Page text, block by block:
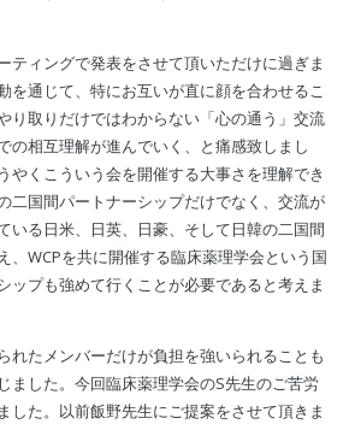
ティングで発表をさせて頂いただけに過ぎま
を通じて、特にお互いが直に顔を合わせるこ
り取りだけではわからない「心の通う」交流
の相互理解が進んでいく、と痛感致しまし
やくこういう会を開催する大事さを理解でき
二国間パートナーシップだけでなく、交流が
いる日米、日英、日豪、そして日韓の二国間
、WCPを共に開催する臨床薬理学会という国
ップも強めて行くことが必要であると考えま
れたメンバーだけが負担を強いられることも
ました。今回臨床薬理学会のS先生のご苦労
した。以前飯野先生にご提案をさせて頂きま